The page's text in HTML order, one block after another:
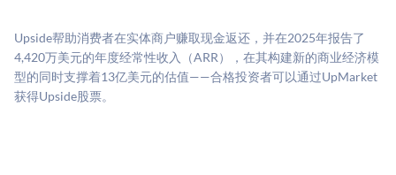
司可比倍数应用私有公司折扣，以反映流动性不足和信
息不对称。此估值不构成投资建议，可能与实际交易价
格存在重大差异。
Upside帮助消费者在实体商户赚取现金返还，并在2025年报告了
4,420万美元的年度经常性收入（ARR），在其构建新的商业经济模
型的同时支撑着13亿美元的估值——合格投资者可以通过UpMarket
获得Upside股票。